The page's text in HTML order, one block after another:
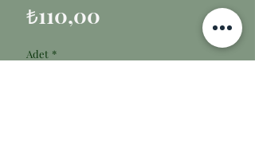
₺110,00
Adet *